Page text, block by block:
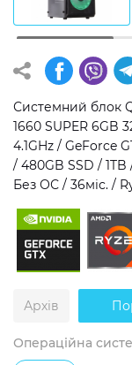
Операційна
Windows 11
Windows 11 Pro
Без ОС
Додатково
RGB-
Надшвидкий
Системний блок
1660 SUPER 6GB
4.1GHz / GeForce
/ 480GB SSD /
Без ОС / 36міс. /
Архів
Операційна